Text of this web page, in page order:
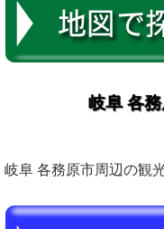
岐阜 各
岐阜 各務原市周辺の観